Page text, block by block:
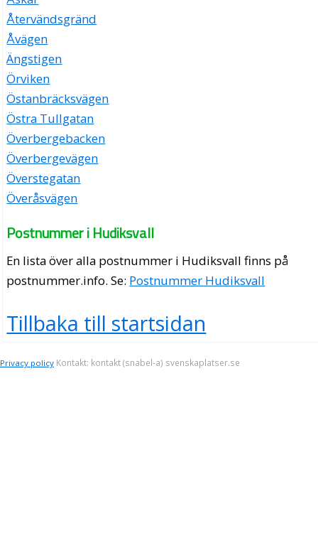
Återvändsgränd
Åvägen
Ängstigen
Örviken
Östanbräcksvägen
Östra Tullgatan
Överbergebacken
Överbergevägen
Överstegatan
Överåsvägen
Postnummer i Hudiksvall
En lista över alla postnummer i Hudiksvall finns på
postnummer.info. Se: Postnummer Hudiksvall
Tillbaka till startsidan
Privacy policy Kontakt: kontakt (snabel-a) svenskaplatser.se